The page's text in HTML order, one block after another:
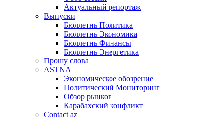
Актуальный репортаж
Выпуски
Бюллетнь Политика
Бюллетнь Экономика
Бюллетнь Финансы
Бюллетнь Энергетика
Прошу слова
ASTNA
Экономическое обозрение
Политический Мониторинг
Обзор рынков
Карабахский конфликт
Contact az